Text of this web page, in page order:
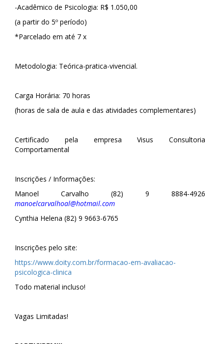
-Acadêmico de Psicologia: R$ 1.050,00
(a partir do 5º período)
*Parcelado em até 7 x
Metodologia: Teórica-pratica-vivencial.
Carga Horária: 70 horas
(horas de sala de aula e das atividades complementares)
Certificado pela empresa Visus Consultoria
Comportamental
Inscrições / Informações:
Manoel Carvalho (82) 9 8884-4926
manoelcarvalhoal@hotmail.com
Cynthia Helena (82) 9 9663-6765
Inscrições pelo site:
https://www.doity.com.br/formacao-em-avaliacao-
psicologica-clinica
Todo material incluso!
Vagas Limitadas!